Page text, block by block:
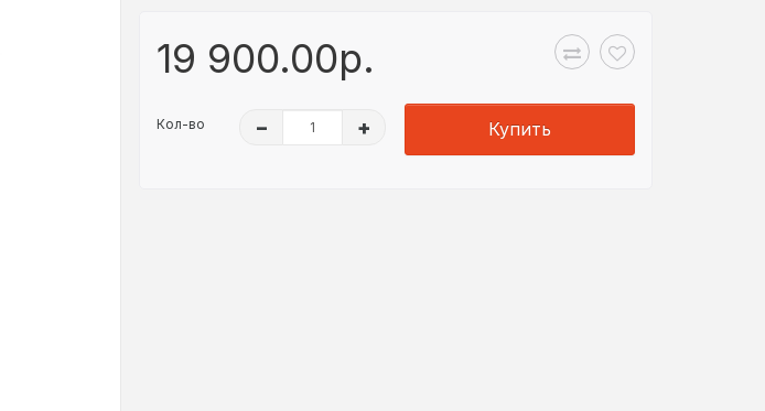
19 900.00р.
Кол-во – + Купить